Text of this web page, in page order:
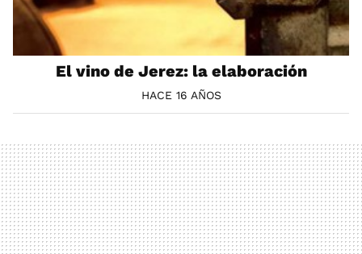
El vino de Jerez: la elaboración
HACE 16 AÑOS